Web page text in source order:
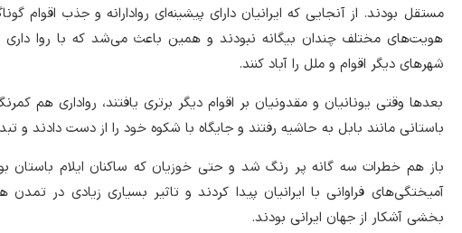
مستقل بودند. از آنجایی که ایرانیان دارای پیشینه‌ای روادارانه و جذب اقوام
هویت‌های مختلف چندان بیگانه نبودند و همین باعث می‌شد که با روا
شهرهای دیگر اقوام و ملل را آباد کنند.
بعدها وقتی یونانیان و مقدونیان بر اقوام دیگر برتری یافتند، رواداری هم
باستانی مانند بابل به حاشیه رفتند و جایگاه با شکوه خود را از دست دادند و
باز هم خطرات سه گانه پر رنگ شد و حتی خوزیان که ساکنان ایلام باستان
آمیختگی‌های فراوانی با ایرانیان پیدا کردند و تاثیر بسیاری زیادی در تمدن
بخشی آشکار از جهان ایرانی بودند.